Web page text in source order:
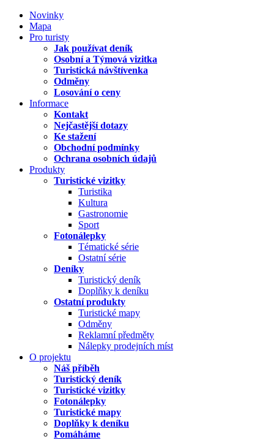
Novinky
Mapa
Pro turisty
Jak používat deník
Osobní a Týmová vizitka
Turistická návštívenka
Odměny
Losování o ceny
Informace
Kontakt
Nejčastější dotazy
Ke stažení
Obchodní podmínky
Ochrana osobních údajů
Produkty
Turistické vizitky
Turistika
Kultura
Gastronomie
Sport
Fotonálepky
Tématické série
Ostatní série
Deníky
Turistický deník
Doplňky k deníku
Ostatní produkty
Turistické mapy
Odměny
Reklamní předměty
Nálepky prodejních míst
O projektu
Náš příběh
Turistický deník
Turistické vizitky
Fotonálepky
Turistické mapy
Doplňky k deníku
Pomáháme